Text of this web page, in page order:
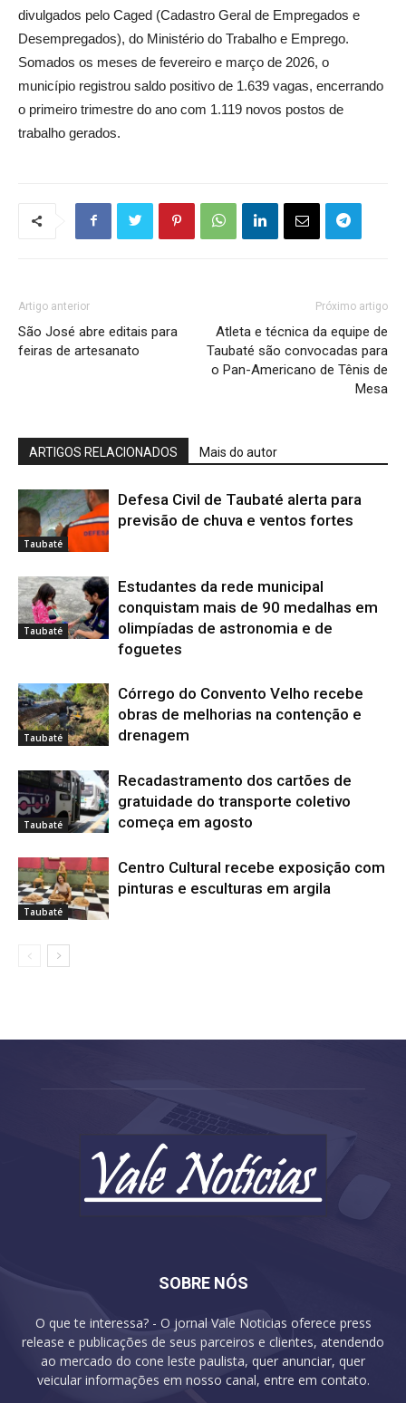
divulgados pelo Caged (Cadastro Geral de Empregados e
Desempregados), do Ministério do Trabalho e Emprego.
Somados os meses de fevereiro e março de 2026, o
município registrou saldo positivo de 1.639 vagas, encerrando
o primeiro trimestre do ano com 1.119 novos postos de
trabalho gerados.
Artigo anterior
São José abre editais para
feiras de artesanato
Próximo artigo
Atleta e técnica da equipe de
Taubaté são convocadas para
o Pan-Americano de Tênis de
Mesa
ARTIGOS RELACIONADOS Mais do autor
Taubaté
Defesa Civil de Taubaté alerta para
previsão de chuva e ventos fortes
Taubaté
Estudantes da rede municipal
conquistam mais de 90 medalhas em
olimpíadas de astronomia e de
foguetes
Taubaté
Córrego do Convento Velho recebe
obras de melhorias na contenção e
drenagem
Taubaté
Recadastramento dos cartões de
gratuidade do transporte coletivo
começa em agosto
Taubaté
Centro Cultural recebe exposição com
pinturas e esculturas em argila
SOBRE NÓS
O que te interessa? - O jornal Vale Noticias oferece press
release e publicações de seus parceiros e clientes, atendendo
ao mercado do cone leste paulista, quer anunciar, quer
veicular informações em nosso canal, entre em contato.